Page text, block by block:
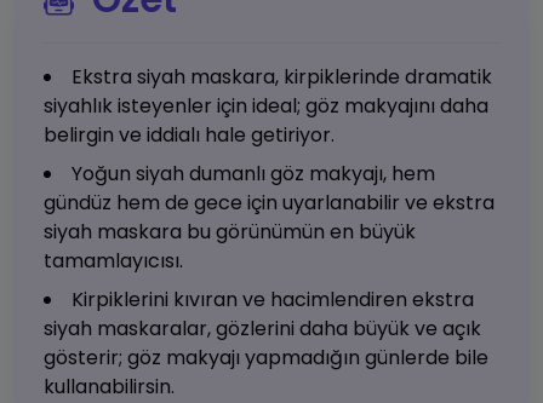
Ekstra siyah maskara, kirpiklerinde dramatik
siyahlık isteyenler için ideal; göz makyajını daha
belirgin ve iddialı hale getiriyor.
Yoğun siyah dumanlı göz makyajı, hem
gündüz hem de gece için uyarlanabilir ve ekstra
siyah maskara bu görünümün en büyük
tamamlayıcısı.
Kirpiklerini kıvıran ve hacimlendiren ekstra
siyah maskaralar, gözlerini daha büyük ve açık
gösterir; göz makyajı yapmadığın günlerde bile
kullanabilirsin.